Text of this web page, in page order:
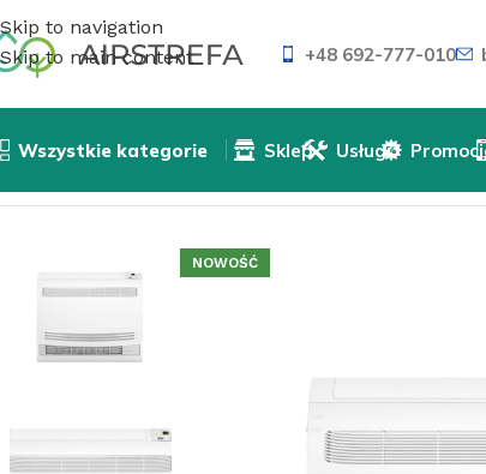
Skip to navigation
Skip to main content
+48 692-777-010
Wszystkie kategorie Sklep Usługi
NOWOŚĆ